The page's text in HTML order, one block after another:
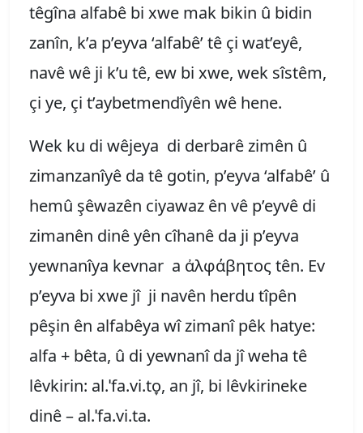
têgîna alfabê bi xwe mak bikin û bidin
zanîn, k’a p’eyva ‘alfabê’ tê çi wat’eyê,
navê wê ji k’u tê, ew bi xwe, wek sîstêm,
çi ye, çi t’aybetmendîyên wê hene.
Wek ku di wêjeya di derbarê zimên û
zimanzanîyê da tê gotin, p’eyva ‘alfabê’ û
hemû şêwazên ciyawaz ên vê p’eyvê di
zimanên dinê yên cîhanê da ji p’eyva
yewnanîya kevnar a ἀλφάβητος tên. Ev
p’eyva bi xwe jî ji navên herdu tîpên
pêşin ên alfabêya wî zimanî pêk hatye:
alfa + bêta, û di yewnanî da jî weha tê
lêvkirin: al.ˈfa.vi.to̞, an jî, bi lêvkirineke
dinê – al.ˈfa.vi.ta.